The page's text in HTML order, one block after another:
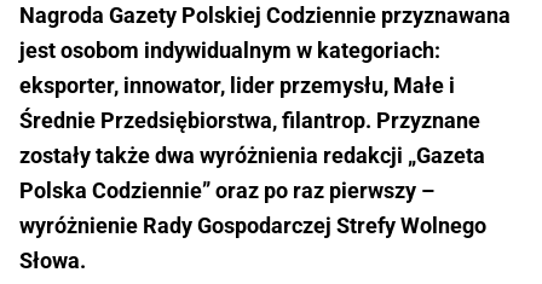
Nagroda Gazety Polskiej Codziennie przyznawana
jest osobom indywidualnym w kategoriach:
eksporter, innowator, lider przemysłu, Małe i
Średnie Przedsiębiorstwa, filantrop. Przyznane
zostały także dwa wyróżnienia redakcji „Gazeta
Polska Codziennie” oraz po raz pierwszy –
wyróżnienie Rady Gospodarczej Strefy Wolnego
Słowa.